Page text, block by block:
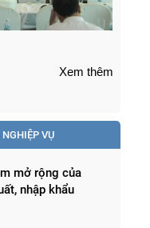
GIÁ ( Dự án nhà
VỤ
mở rộng của
nhập khẩu